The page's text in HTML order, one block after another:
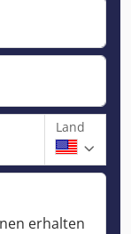
Land
erhalten